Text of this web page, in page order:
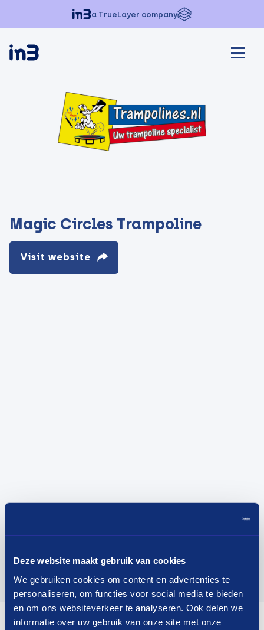
Deze website maakt gebruik van cookies
We gebruiken cookies om content en advertenties te
personaliseren, om functies voor social media te bieden
en om ons websiteverkeer te analyseren. Ook delen we
informatie over uw gebruik van onze site met onze
a TrueLayer company
Magic Circles Trampoline
Visit website